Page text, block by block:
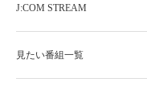
J:COM STREAM
見たい番組一覧